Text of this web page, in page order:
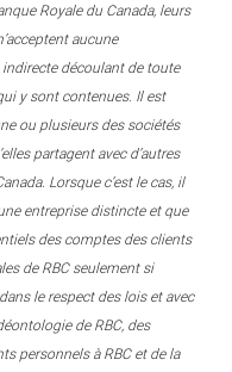
Royale du Canada, leurs
aucune
découlant de toute
y sont contenues. Il est
ou plusieurs des sociétés
partagent avec d’autres
Lorsque c’est le cas, il
entreprise distincte et que
des comptes des clients
de RBC seulement si
le respect des lois et avec
de RBC, des
personnels à RBC et de la